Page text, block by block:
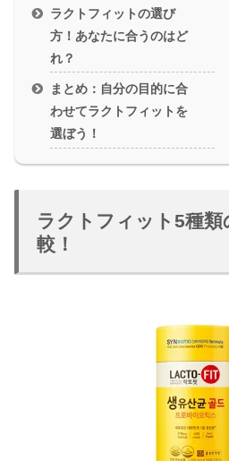
ラクトフィットの選び
方！あなたに合うのはど
れ？
まとめ：自分の目的に合
わせてラクトフィットを
選ぼう！
ラクトフィット5種類
較！